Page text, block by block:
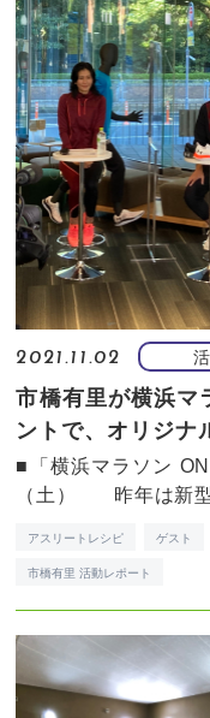
2021.11.02
市橋有里が横浜マ
ントで、オリジナ
■「横浜マラソン
（土） 昨年は新
アスリートレシピ ゲスト
市橋有里 活動レポート